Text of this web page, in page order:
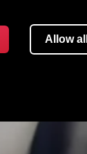
Allow